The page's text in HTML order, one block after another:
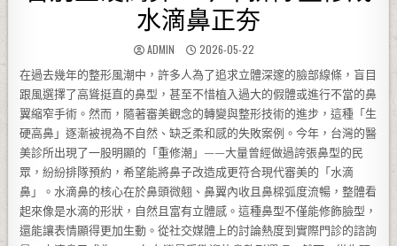
水滴鼻正夯
AUTHOR:
ADMIN PUBLISHED DATE:
2026-05-22
在過去幾年的整形風潮中，許多人為了追求立體深邃的臉部線條，盲目
跟風選擇了高聳挺直的鼻型，甚至不惜植入過大的假體或進行不當的鼻
翼縮窄手術。然而，隨著審美觀念的轉變與整形技術的進步，這種「生
硬高鼻」逐漸被視為不自然、缺乏柔和感的失敗案例。今年，台灣的醫
美診所出現了一股明顯的「重修潮」——大量曾經做過誇張鼻型的民
眾，紛紛排隊預約，希望能將鼻子改造成更符合現代審美的「水滴
鼻」。水滴鼻的核心在於鼻頭微翹、鼻翼內收且鼻樑弧度流暢，整體看
起來像是水滴的形狀，自然且富有立體感。這種鼻型不僅能修飾臉型，
還能讓表情顯得更加生動。從社交媒體上的討論熱度到實際門診的諮詢